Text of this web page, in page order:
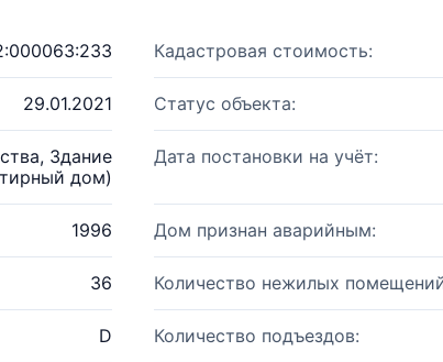
Кадастровая стоимость:
29.01.2021 Статус объекта:
Здание
дом)
Дата постановки на учёт:
1996 Дом признан аварийным:
36 Количество нежилых
D Количество подъездов: